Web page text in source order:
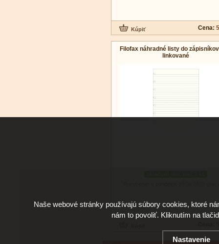
Cena:
Filofax náhradné listy do
linkované
Naše webové stránky používajú súbory cookies, ktoré
nám to povoliť. Kliknutím na
Nastavenie